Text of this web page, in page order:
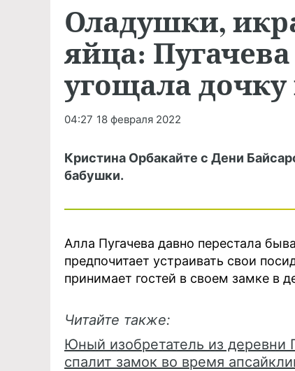
Оладушки,
яйца:
угощала дочку
04:27 18 февраля 2022
Кристина Орбакайте с Дени
бабушки.
Алла Пугачева давно перестала
предпочитает устраивать свои
принимает гостей в своем замке в
Читайте также:
Юный изобретатель из деревни
спалит замок во время